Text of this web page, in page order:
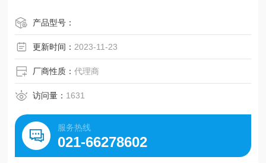
带，三角带，同步带，广角带。
产品型号：
更新时间： 2023-11-23
厂商性质：代理商
访问量： 1631
服务热线
021-66278602